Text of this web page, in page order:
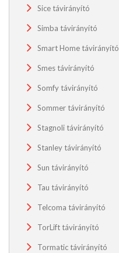
Sice távirányító
Simba távirányító
Smart Home távirányító
Smes távirányító
Somfy távirányító
Sommer távirányító
Stagnoli távirányító
Stanley távirányító
Sun távirányító
Tau távirányító
Telcoma távirányító
TorLift távirányító
Tormatic távirányító